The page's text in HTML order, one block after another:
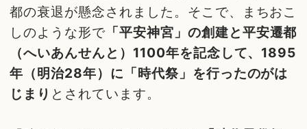
都の衰退が懸念されました。そこで、まちおこ
しのような形で 「平安神宮」の創建と平安遷都
（へいあんせんと）1100年を記念して、1895
年（明治28年）に「時代祭」を行ったのがは
じまり とされています。